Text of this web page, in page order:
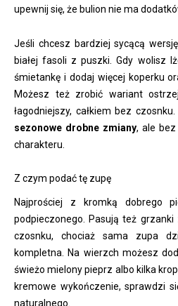
upewnij się, że bulion nie ma
Jeśli chcesz bardziej sycącą
białej fasoli z puszki. Gdy wolisz
śmietankę i dodaj więcej koperku
Możesz też zrobić wariant
łagodniejszy, całkiem bez
sezonowe drobne zmiany, ale
charakteru.
Z czym podać tę zupę
Najprościej z kromką dobrego
podpieczonego. Pasują też
czosnku, chociaż sama zupa
kompletna. Na wierzch możesz
świeżo mielony pieprz albo kilka
kremowe wykończenie, sprawdzi
naturalnego.